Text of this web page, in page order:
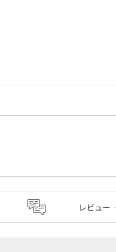
レビュー